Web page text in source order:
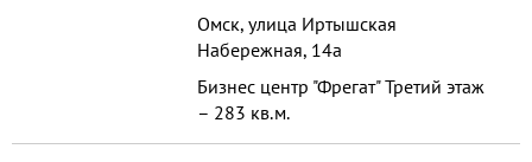
фасадом здания.
Омск, улица Иртышская
Набережная, 14а
Бизнес центр "Фрегат" Третий этаж
– 283 кв.м.